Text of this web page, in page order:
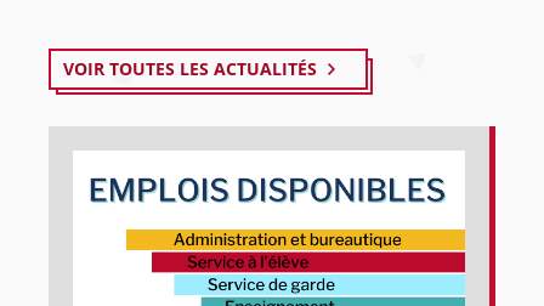
VOIR TOUTES LES ACTUALITÉS